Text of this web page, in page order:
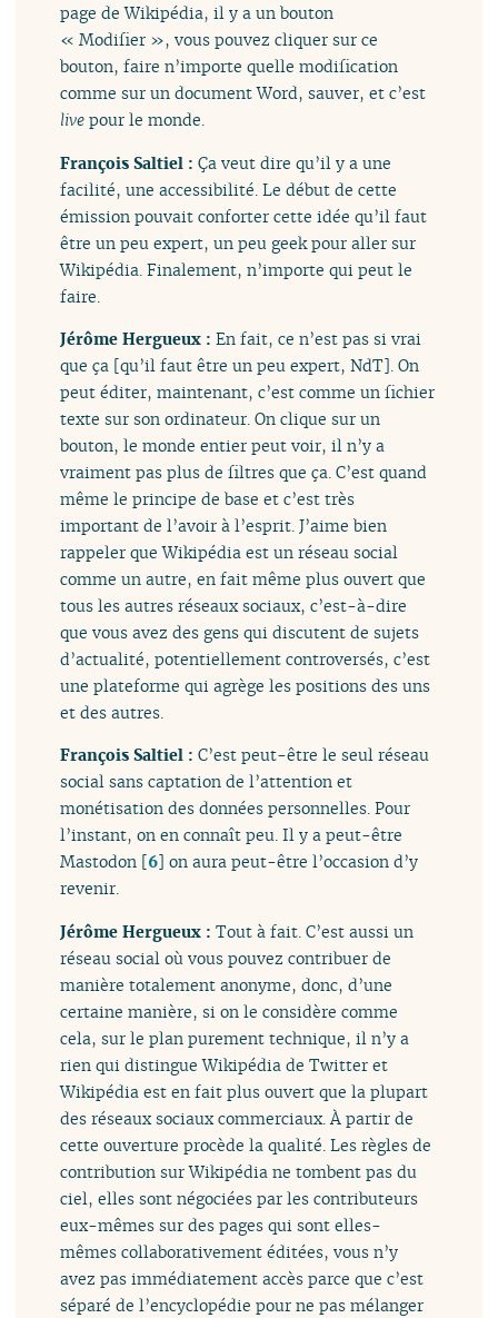
page de Wikipédia, il y a un bouton
« Modifier », vous pouvez cliquer sur ce
bouton, faire n’importe quelle modification
comme sur un document Word, sauver, et c’est
live pour le monde.
François Saltiel :Ça veut dire qu’il y a une
facilité, une accessibilité. Le début de cette
émission pouvait conforter cette idée qu’il faut
être un peu expert, un peu geek pour aller sur
Wikipédia. Finalement, n’importe qui peut le
faire.
Jérôme Hergueux :En fait, ce n’est pas si vrai
que ça [qu’il faut être un peu expert, NdT]. On
peut éditer, maintenant, c’est comme un fichier
texte sur son ordinateur. On clique sur un
bouton, le monde entier peut voir, il n’y a
vraiment pas plus de filtres que ça. C’est quand
même le principe de base et c’est très
important de l’avoir à l’esprit. J’aime bien
rappeler que Wikipédia est un réseau social
comme un autre, en fait même plus ouvert que
tous les autres réseaux sociaux, c’est-à-dire
que vous avez des gens qui discutent de sujets
d’actualité, potentiellement controversés, c’est
une plateforme qui agrège les positions des uns
et des autres.
François Saltiel :C’est peut-être le seul réseau
social sans captation de l’attention et
monétisation des données personnelles. Pour
l’instant, on en connaît peu. Il y a peut-être
Mastodon [6] on aura peut-être l’occasion d’y
revenir.
Jérôme Hergueux :Tout à fait. C’est aussi un
réseau social où vous pouvez contribuer de
manière totalement anonyme, donc, d’une
certaine manière, si on le considère comme
cela, sur le plan purement technique, il n’y a
rien qui distingue Wikipédia de Twitter et
Wikipédia est en fait plus ouvert que la plupart
des réseaux sociaux commerciaux. À partir de
cette ouverture procède la qualité. Les règles de
contribution sur Wikipédia ne tombent pas du
ciel, elles sont négociées par les contributeurs
eux-mêmes sur des pages qui sont elles-
mêmes collaborativement éditées, vous n’y
avez pas immédiatement accès parce que c’est
séparé de l’encyclopédie pour ne pas mélanger